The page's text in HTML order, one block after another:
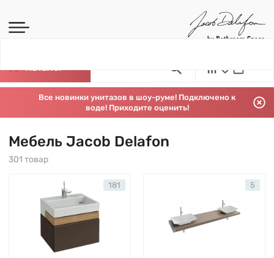
Каталог
Все новинки унитазов в шоу-руме! Подключено к
воде! Приходите оценить!
Мебель Jacob Delafon
301 товар
181 5